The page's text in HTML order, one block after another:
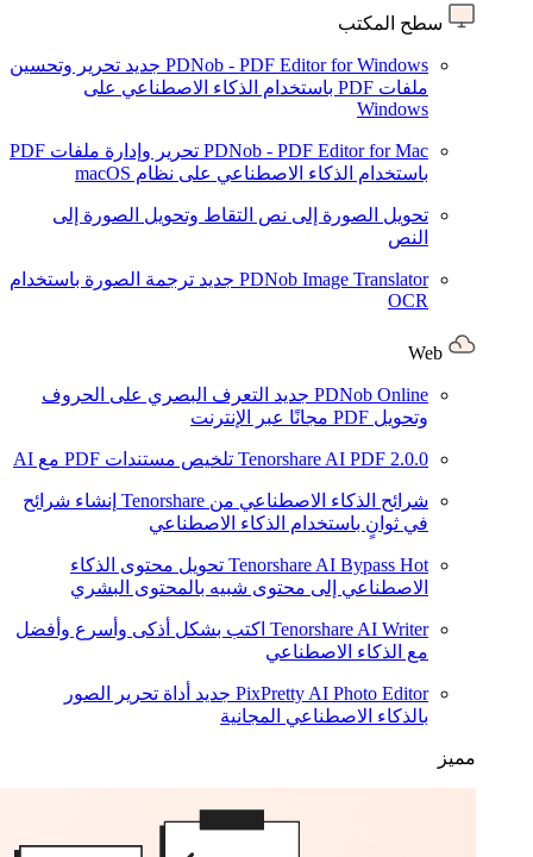
سطح المكتب
PDNob - PDF Editor for Windows جديد تحرير وتحسين
ملفات PDF باستخدام الذكاء الاصطناعي على
Windows
PDNob - PDF Editor for Mac
تحرير وإدارة ملفات PDF
باستخدام الذكاء الاصطناعي على نظام macOS
تحويل الصورة إلى نص التقاط وتحويل الصورة إلى
النص
PDNob Image Translator جديد ترجمة الصورة باستخدام
OCR
PDNob Online جديد التعرف البصري على الحروف
وتحويل PDF مجانًا عبر الإنترنت
Tenorshare AI PDF 2.0.0 تلخيص مستندات PDF مع AI
شرائح الذكاء الاصطناعي من Tenorshare
إنشاء شرائح
في ثوانٍ باستخدام الذكاء الاصطناعي
Tenorshare AI Bypass Hot
تحويل محتوى الذكاء
الاصطناعي إلى محتوى شبيه بالمحتوى البشري
Tenorshare AI Writer اكتب بشكل أذكى وأسرع وأفضل
مع الذكاء الاصطناعي
PixPretty AI Photo Editor جديد أداة تحرير الصور
بالذكاء الاصطناعي المجانية
مميز